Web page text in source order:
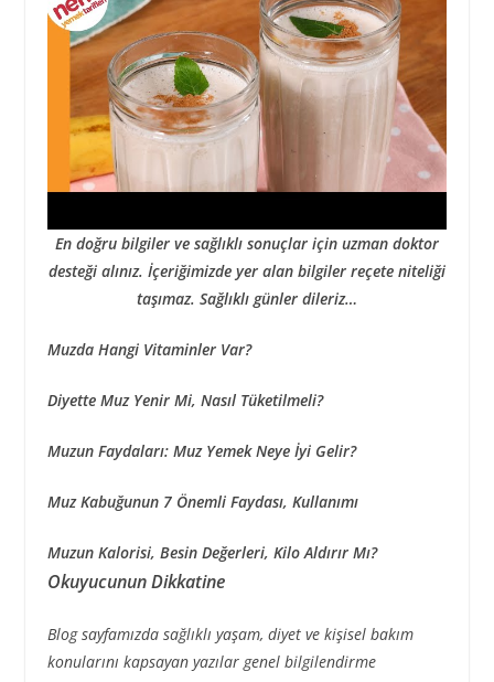
En doğru bilgiler ve sağlıklı sonuçlar için uzman doktor
desteği alınız. İçeriğimizde yer alan bilgiler reçete niteliği
taşımaz. Sağlıklı günler dileriz…
Muzda Hangi Vitaminler Var?
Diyette Muz Yenir Mi, Nasıl Tüketilmeli?
Muzun Faydaları: Muz Yemek Neye İyi Gelir?
Muz Kabuğunun 7 Önemli Faydası, Kullanımı
Muzun Kalorisi, Besin Değerleri, Kilo Aldırır Mı?
Okuyucunun Dikkatine
Blog sayfamızda sağlıklı yaşam, diyet ve kişisel bakım
konularını kapsayan yazılar genel bilgilendirme